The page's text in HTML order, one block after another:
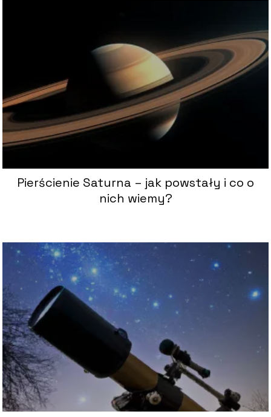
Pierścienie Saturna – jak powstały i co o
nich wiemy?